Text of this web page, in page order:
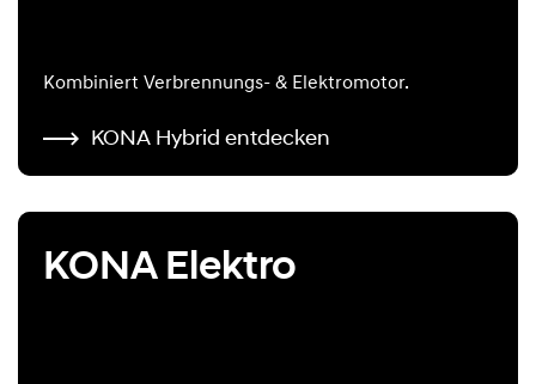
Kombiniert Verbrennungs- & Elektromotor.
KONA Hybrid entdecken
KONA Elektro